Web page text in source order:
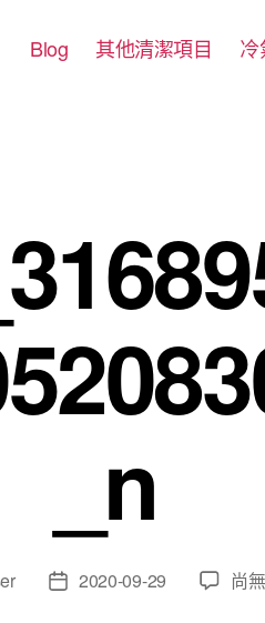
Blog 其他清潔項目 冷
_n
2020-09-29 尚